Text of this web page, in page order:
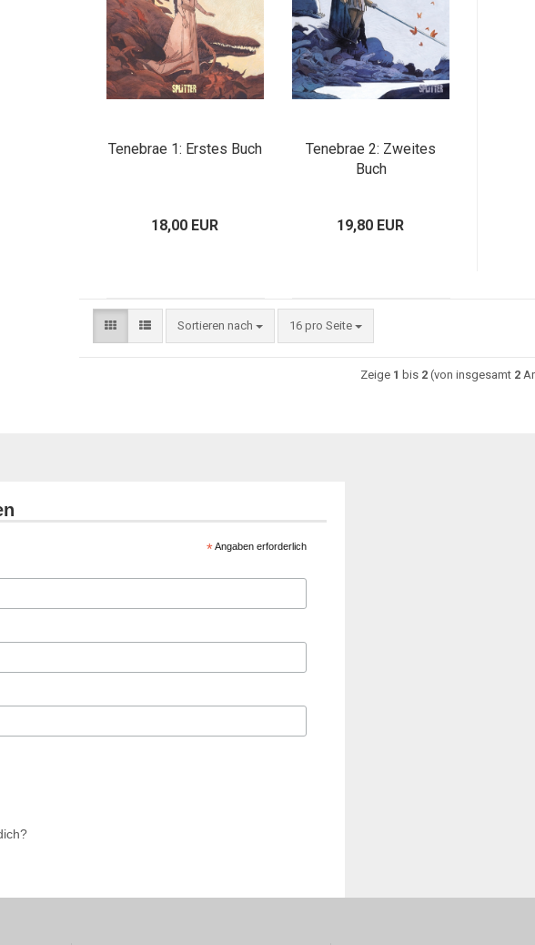
Tenebrae 1: Erstes Buch
18,00 EUR
Tenebrae 2: Zweites
Buch
19,80 EUR
Sortieren nach 16 pro Seite
Zeige 1 bis 2 (von insgesamt 2
*Angaben erforderlich